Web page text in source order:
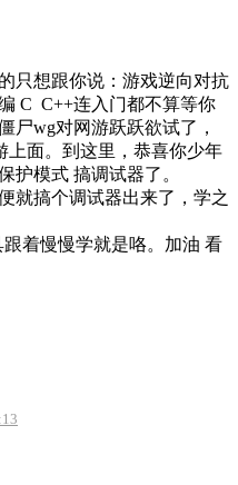
只想跟你说：游戏逆向对抗
C C++连入门都不算等你
尸wg对网游跃跃欲试了，
上面。到这里，恭喜你少年
护模式 搞调试器了。
就搞个调试器出来了，学之
着慢慢学就是咯。加油 看